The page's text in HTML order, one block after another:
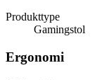
Produkttype
Gamingstol
Ergonomi